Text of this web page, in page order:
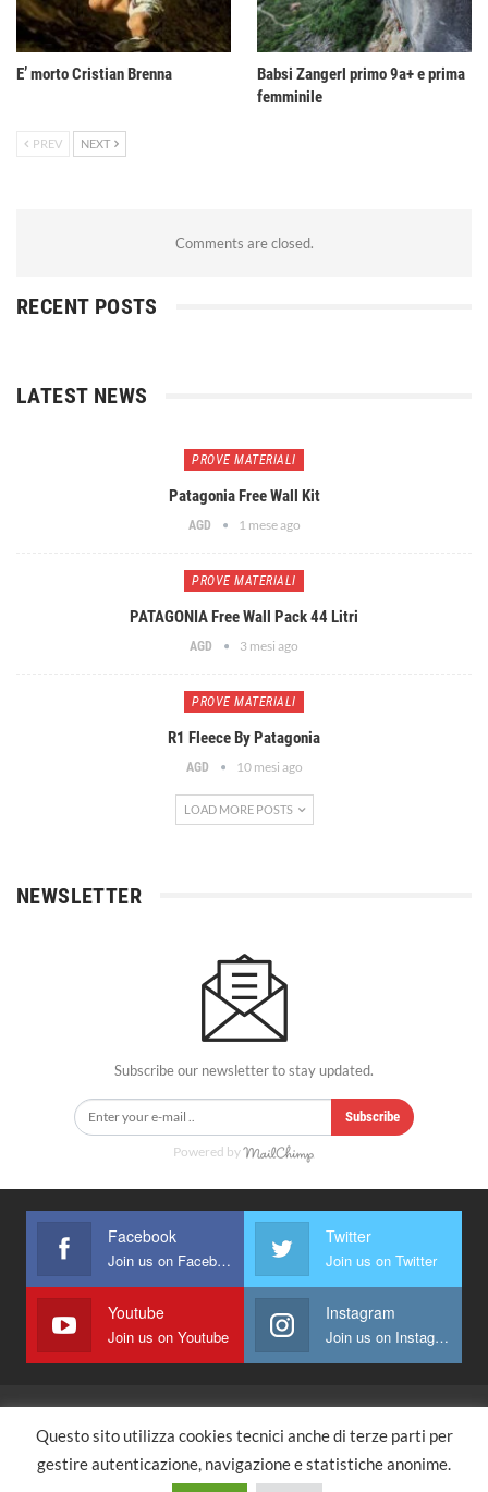
E’ morto Cristian Brenna
Babsi Zangerl primo 9a+ e prima
femminile
PREV NEXT
Comments are closed.
RECENT POSTS
LATEST NEWS
PROVE MATERIALI
Patagonia Free Wall Kit
AGD 1 mese ago
PROVE MATERIALI
PATAGONIA Free Wall Pack 44 Litri
AGD 3 mesi ago
PROVE MATERIALI
R1 Fleece By Patagonia
AGD 10 mesi ago
LOAD MORE POSTS
NEWSLETTER
Subscribe our newsletter to stay updated.
Subscribe
Powered by
Facebook
Join us on Facebook
Twitter
Join us on Twitter
Youtube
Join us on Youtube
Instagram
Join us on Instagram
Home Page
Questo sito utilizza cookies tecnici anche di terze parti per
gestire autenticazione, navigazione e statistiche anonime.